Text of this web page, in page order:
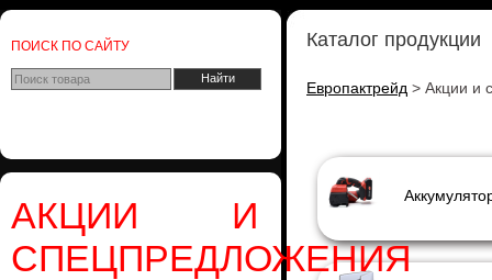
ПОИСК ПО САЙТУ
АКЦИИ И
СПЕЦПРЕДЛОЖЕНИЯ
Каталог продукции
Европактрейд > Акции и